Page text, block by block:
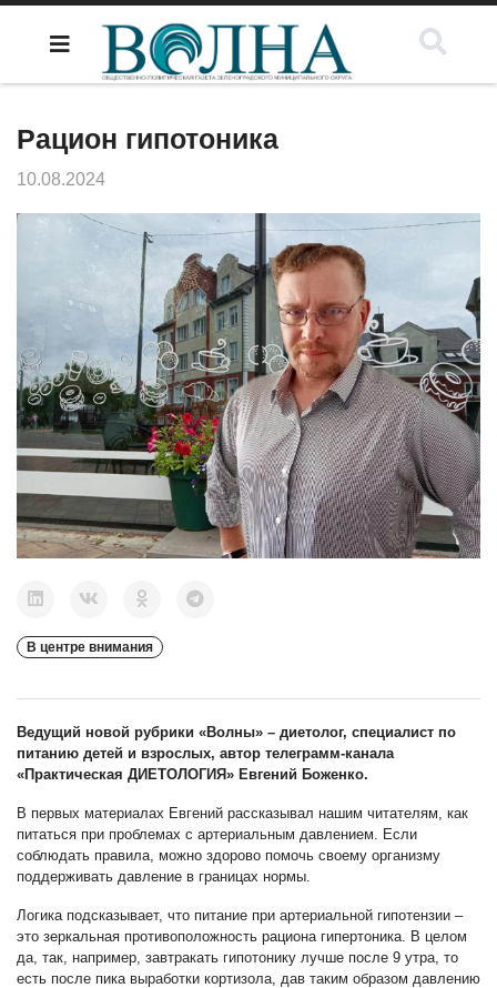
Рацион гипотоника
10.08.2024
В центре внимания
Ведущий новой рубрики «Волны» – диетолог, специалист по
питанию детей и взрослых, автор телеграмм-канала
«Практическая ДИЕТОЛОГИЯ» Евгений Боженко.
В первых материалах Евгений рассказывал нашим читателям, как
питаться при проблемах с артериальным давлением. Если
соблюдать правила, можно здорово помочь своему организму
поддерживать давление в границах нормы.
Логика подсказывает, что питание при артериальной гипотензии –
это зеркальная противоположность рациона гипертоника. В целом
да, так, например, завтракать гипотонику лучше после 9 утра, то
есть после пика выработки кортизола, дав таким образом давлению